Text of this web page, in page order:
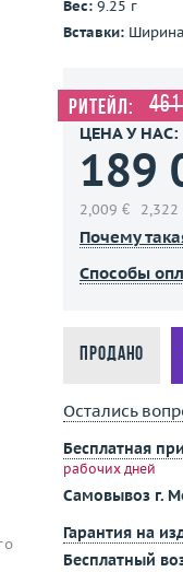
Вес: 9.25 г
Вставки:
Ритейл:
ЦЕНА У НАС:
189
2,009 € 2,322
Почему
Способы
Продано
Остались
Бесплатная
рабочих дней
Самовывоз г.
Гарантия на
Бесплатный